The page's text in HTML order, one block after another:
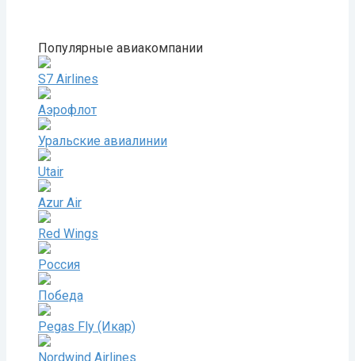
Популярные авиакомпании
S7 Airlines
Аэрофлот
Уральские авиалинии
Utair
Azur Air
Red Wings
Россия
Победа
Pegas Fly (Икар)
Nordwind Airlines